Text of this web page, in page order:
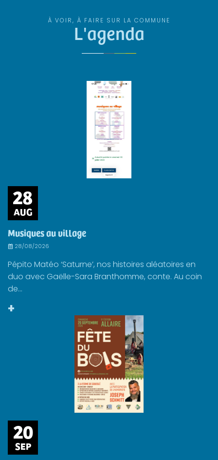
À VOIR, À FAIRE SUR LA COMMUNE
L'agenda
28
AUG
Musiques au village
28/08/2026
Pépito Matéo ‘Saturne’, nos histoires aléatoires en
duo avec Gaëlle-Sara Branthomme, conte. Au coin
de...
+
20
SEP